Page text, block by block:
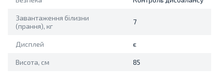
Завантаження білизни
(прання), кг
7
Дисплей є
Висота, см 85